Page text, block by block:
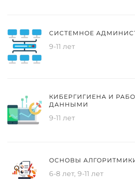
СИСТЕМНОЕ
9-11 лет
КИБЕРГИГИЕНА И
ДАННЫМИ
9-11 лет
ОСНОВЫ
6-8 лет, 9-11 лет